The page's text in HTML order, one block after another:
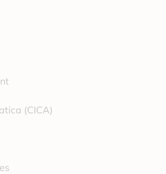
(CICA)